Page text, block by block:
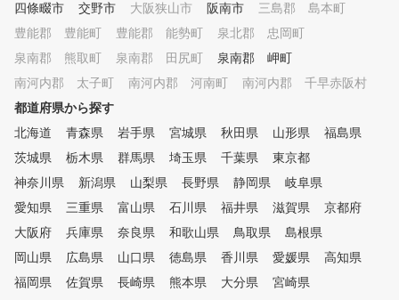
のイベント(盛り上がりビアガ
ーデン・焼肉パーティー等々)
四條畷市
交野市 大阪狭山市 阪南市
三島郡 島本町
豊能郡 豊能町
豊能郡 能勢町
泉北郡 忠岡町
泉南郡 熊取町
泉南郡 田尻町
泉南郡 岬町
南河内郡 太子町
南河内郡 河南町
南河内郡 千早赤阪村
都道府県から探す
北海道
青森県 岩手県 宮城県 秋田県 山形県
福島県
茨城県
栃木県 群馬県 埼玉県 千葉県
東京都
神奈川県
新潟県 山梨県 長野県 静岡県
岐阜県
愛知県
三重県 富山県 石川県 福井県 滋賀県
京都府
大阪府
兵庫県 奈良県 和歌山県 鳥取県
島根県
岡山県
広島県 山口県 徳島県 香川県 愛媛県
高知県
福岡県
佐賀県 長崎県 熊本県 大分県
宮崎県